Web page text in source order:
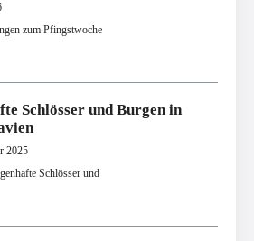
zum Pfingstwoche
Schlösser und Burgen in
2025
Schlösser und